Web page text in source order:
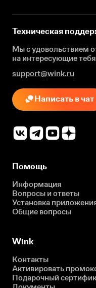
Техническая
Мы с удовольствием
на интересующие
support@wink.ru
Написать в чат
Помощь
Информация
Вопросы и ответы
Установка
Общие вопросы
Wink
Контакты
Активировать
Подарочный